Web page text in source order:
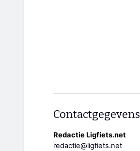
Contactgegevens
Redactie Ligfiets.net
redactie@ligfiets.net